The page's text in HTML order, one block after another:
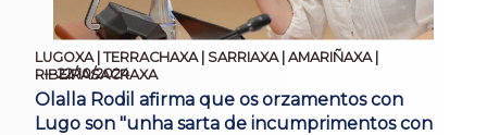
LUGOXA | TERRACHAXA | SARRIAXA | AMARIÑAXA |
RIBEIRASACRAXA
22/10/2024
Olalla Rodil afirma que os orzamentos con
Lugo son "unha sarta de incumprimentos con